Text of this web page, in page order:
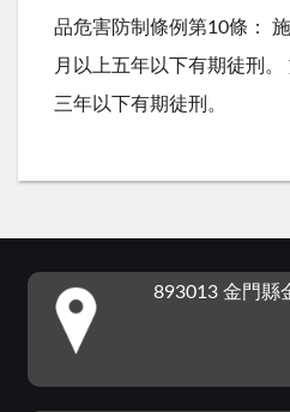
品危害防制條例第10條：
月以上五年以下有期徒刑
三年以下有期徒刑。
893013 金門縣